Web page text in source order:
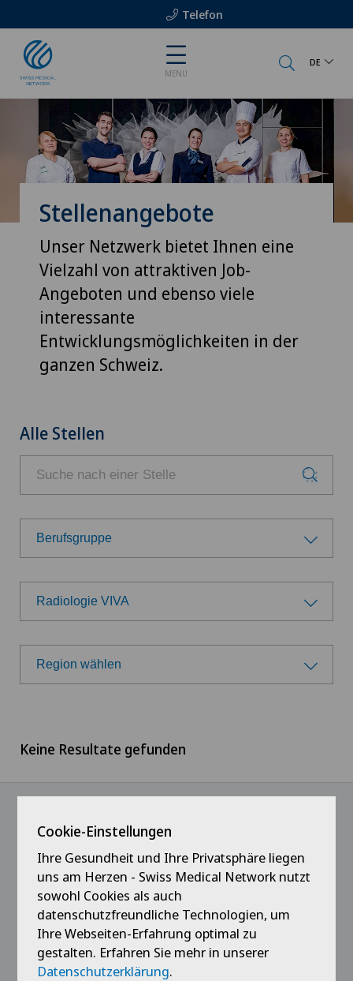
Telefon
MENU
DE
Stellenangebote
Unser Netzwerk bietet Ihnen eine
Vielzahl von attraktiven Job-
Angeboten und ebenso viele
interessante
Entwicklungsmöglichkeiten in der
ganzen Schweiz.
Alle Stellen
Berufsgruppe
Berufsgruppe
Ärzte
Belegärzte
Logistik
Medizin
Patientenservice
Verwaltung
Praktikanten & Lernende
Radiologie VIVA
Wählen Sie eine Klinik
Swiss Medical Network
Ärztezentrum Siloah Murten
Ärztezentrum Solothurn
Centre Médico-Chirurgical des Eaux-Vives
Region wählen
Westschweiz
Deutschschweiz
Keine Resultate gefunden
@Immer das Neueste erfahren
Cookie-Einstellungen
Ihre Gesundheit und Ihre Privatsphäre liegen
uns am Herzen - Swiss Medical Network nutzt
sowohl Cookies als auch
datenschutzfreundliche Technologien, um
Ihre Webseiten-Erfahrung optimal zu
gestalten. Erfahren Sie mehr in unserer
Datenschutzerklärung.